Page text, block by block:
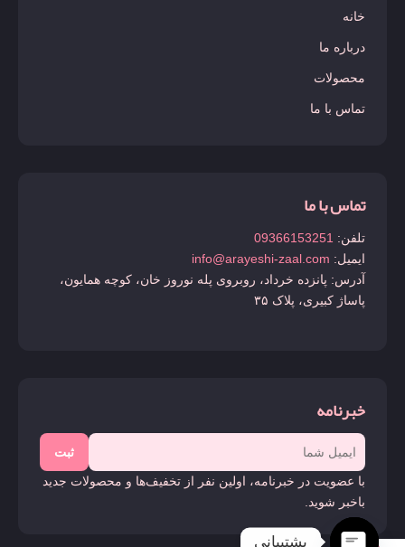
خانه
درباره ما
محصولات
تماس با ما
تماس با ما
تلفن: 09366153251
ایمیل: info@arayeshi-zaal.com
آدرس: پانزده خرداد، روبروی پله نوروز خان، کوچه همایون،
پاساژ کبیری، پلاک ۳۵
خبرنامه
ثبت
با عضویت در خبرنامه، اولین نفر از تخفیف‌ها و محصولات جدید
باخبر شوید.
پشتیبانی